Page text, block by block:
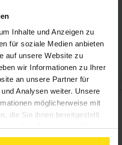
Inhalte und Anzeigen zu
für soziale Medien anbieten
auf unsere Website zu
wir Informationen zu Ihrer
an unsere Partner für
Analysen weiter. Unsere
möglicherweise mit
die Sie ihnen bereitgestellt
Ihrer Nutzung der Dienste
auf Einverstanden klicken,
erkläre ich
sowie zur internen